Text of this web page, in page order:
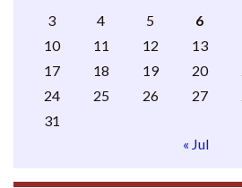
3
4 5 6
10
11 12 13
17
18 19 20
24
25 26 27
31
« Jul